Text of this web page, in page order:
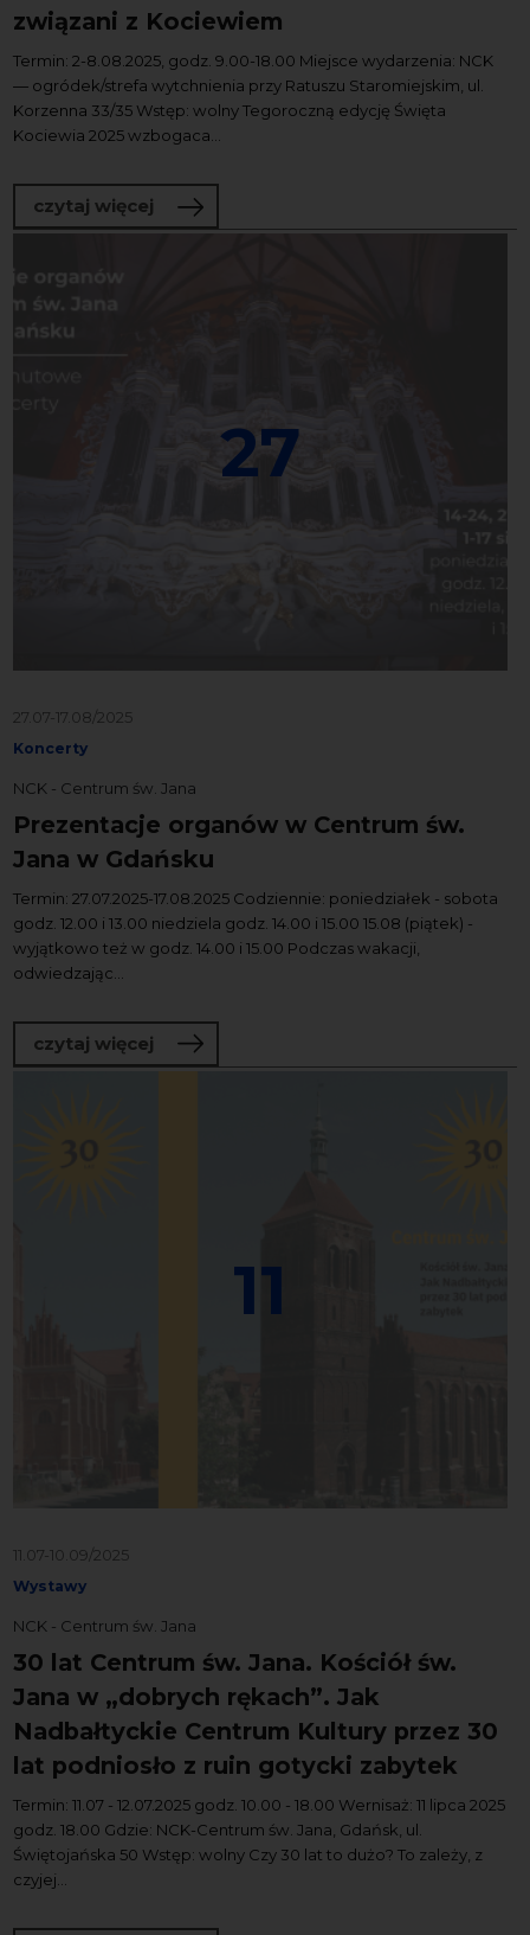
związani z Kociewiem
Termin: 2-8.08.2025, godz. 9.00-18.00 Miejsce wydarzenia: NCK
— ogródek/strefa wytchnienia przy Ratuszu Staromiejskim, ul.
Korzenna 33/35 Wstęp: wolny Tegoroczną edycję Święta
Kociewia 2025 wzbogaca...
czytaj więcej o Wystawa plenerowa – wybitni
27
27.07-17.08/2025
Koncerty
NCK - Centrum św. Jana
Prezentacje organów w Centrum św.
Jana w Gdańsku
Termin: 27.07.2025-17.08.2025 Codziennie: poniedziałek - sobota
godz. 12.00 i 13.00 niedziela godz. 14.00 i 15.00 15.08 (piątek) -
wyjątkowo też w godz. 14.00 i 15.00 Podczas wakacji,
odwiedzając...
czytaj więcej o Prezentacje organów w Centrum św.
11
11.07-10.09/2025
Wystawy
NCK - Centrum św. Jana
30 lat Centrum św. Jana. Kościół św.
Jana w „dobrych rękach”. Jak
Nadbałtyckie Centrum Kultury przez 30
lat podniosło z ruin gotycki zabytek
Termin: 11.07 - 12.07.2025 godz. 10.00 - 18.00 Wernisaż: 11 lipca 2025
godz. 18.00 Gdzie: NCK-Centrum św. Jana, Gdańsk, ul.
Świętojańska 50 Wstęp: wolny Czy 30 lat to dużo? To zależy, z
czyjej...